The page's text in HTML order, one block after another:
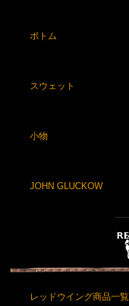
ボトム
スウェット
小物
JOHN GLUCKOW
レッドウイング商品一覧